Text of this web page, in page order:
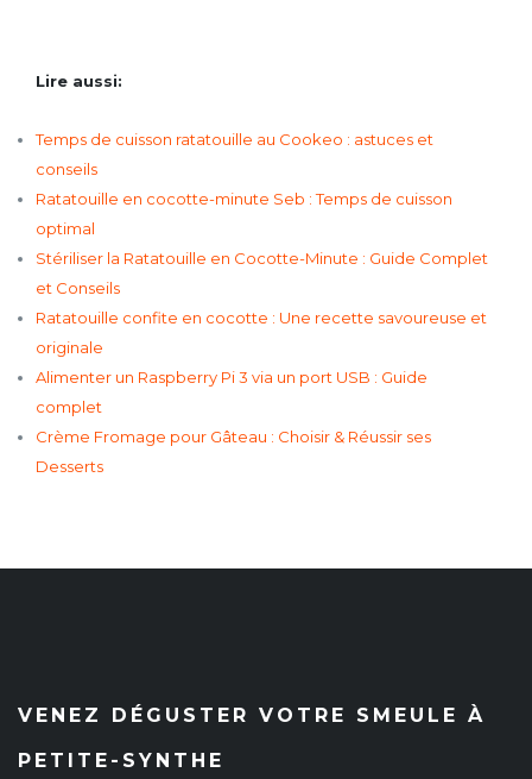
Lire aussi:
Temps de cuisson ratatouille au Cookeo : astuces et
conseils
Ratatouille en cocotte-minute Seb : Temps de cuisson
optimal
Stériliser la Ratatouille en Cocotte-Minute : Guide Complet
et Conseils
Ratatouille confite en cocotte : Une recette savoureuse et
originale
Alimenter un Raspberry Pi 3 via un port USB : Guide
complet
Crème Fromage pour Gâteau : Choisir & Réussir ses
Desserts
VENEZ DÉGUSTER VOTRE SMEULE À
PETITE-SYNTHE